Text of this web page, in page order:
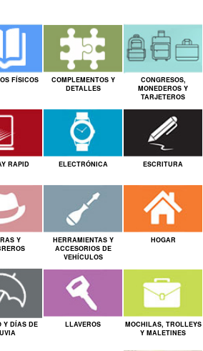
FÍSICOS
COMPLEMENTOS Y
DETALLES
CONGRESOS,
MONEDEROS Y
TARJETEROS
RAPID ELECTRÓNICA ESCRITURA
Y
HERRAMIENTAS Y
ACCESORIOS DE
VEHÍCULOS
HOGAR
Y DÍAS DE
LLAVEROS
MOCHILAS, TROLLEYS
Y MALETINES